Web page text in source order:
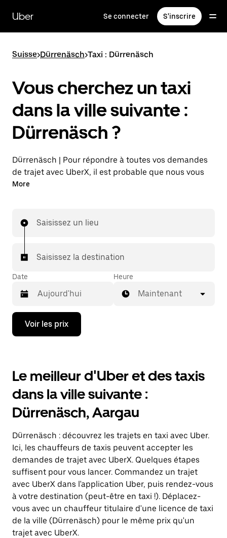
contenu
principal
Uber Se connecter S'inscrire
Suisse>Dürrenäsch>Taxi : Dürrenäsch
Vous cherchez un taxi
dans la ville suivante :
Dürrenäsch ?
Dürrenäsch | Pour répondre à toutes vos demandes
de trajet avec UberX, il est probable que nous vous
mettions en relation avec un chauffeur de taxi. Si tel
et 7 j/7), comme avec UberX, et pourrez rejoindre
Dans certaines villes de Suisse, pour vous assurer de
pouvez le demander dans l'application.
More
Saisissez un lieu
Saisissez la destination
Date
Appuyez
la
bas
pour
ouvrir
le
calendrier
et
une
date.
Appuyez
sur
la
touche
Échap
pour
fermer
le
calendrier.
Heure
Maintenant
Voir les prix
Le meilleur d'Uber et des taxis
dans la ville suivante :
Dürrenäsch, Aargau
Dürrenäsch : découvrez les trajets en taxi avec Uber.
Ici, les chauffeurs de taxis peuvent accepter les
demandes de trajet avec UberX. Quelques étapes
suffisent pour vous lancer. Commandez un trajet
avec UberX dans l'application Uber, puis rendez-vous
à votre destination (peut-être en taxi !). Déplacez-
vous avec un chauffeur titulaire d'une licence de taxi
de la ville (Dürrenäsch) pour le même prix qu'un
trajet avec UberX.